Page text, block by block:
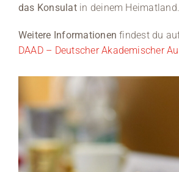
das Konsulatin deinem Heimatland.
Weitere Informationen findest du
DAAD – Deutscher Akademischer